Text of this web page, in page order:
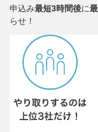
申込み最短3時間後に
らせ！